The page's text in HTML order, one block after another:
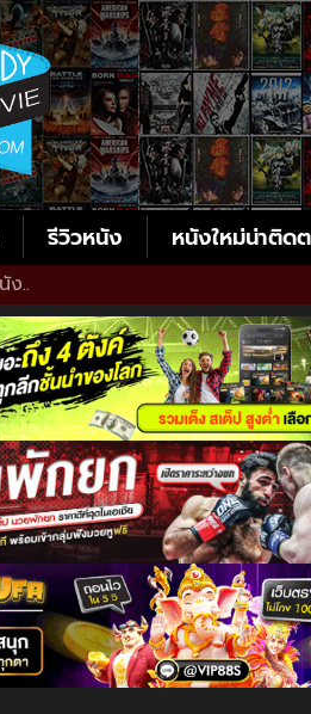
รีวิวหนัง หนังใหม่น่าติด